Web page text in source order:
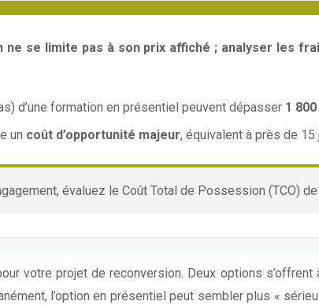
ne se limite pas à son prix affiché ; analyser les
d’une formation en présentiel peuvent dépasser 1
un coût d’opportunité majeur, équivalent à près de
évaluez le Coût Total de Possession (TCO)
votre projet de reconversion. Deux options
l’option en présentiel peut sembler plus «